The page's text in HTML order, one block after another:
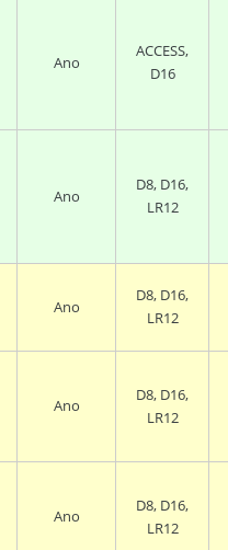
Ano
ACCESS,
D16
Ano
D8, D16,
LR12
Ano
D8, D16,
LR12
Ano
D8, D16,
LR12
Ano
D8, D16,
LR12